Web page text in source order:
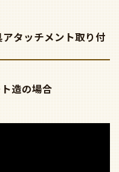
タッチメント取り付
造の場合